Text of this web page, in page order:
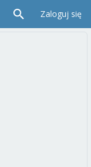
Zaloguj się